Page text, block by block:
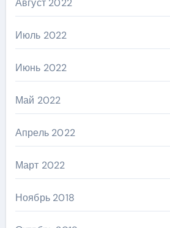
Август 2022
Июль 2022
Июнь 2022
Май 2022
Апрель 2022
Март 2022
Ноябрь 2018